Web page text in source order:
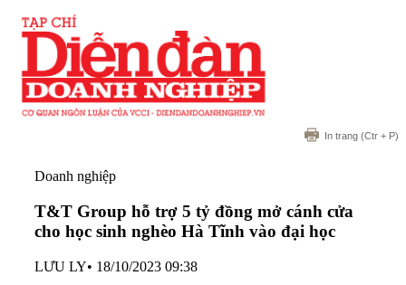
In trang (Ctr + P)
Doanh nghiệp
T&T Group hỗ trợ 5 tỷ đồng mở cánh cửa
cho học sinh nghèo Hà Tĩnh vào đại học
LƯU LY• 18/10/2023 09:38